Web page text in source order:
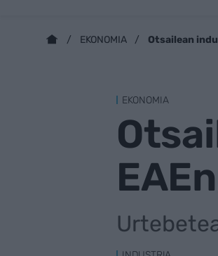
EKONOMIA Otsailean
EKONOMIA